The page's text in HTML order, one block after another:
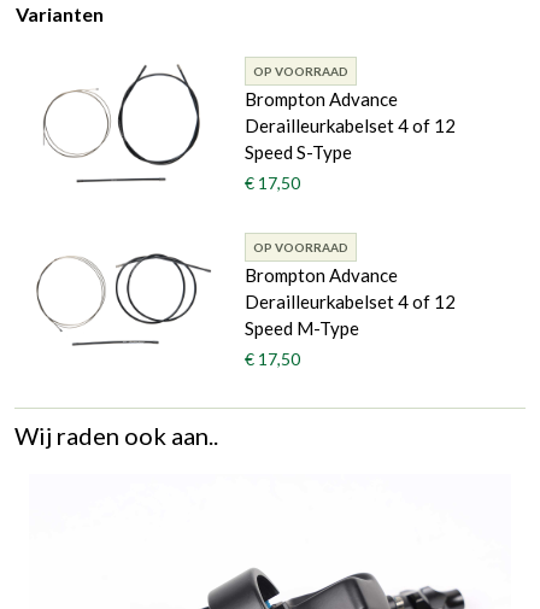
Varianten
OP VOORRAAD
Brompton Advance
Derailleurkabelset 4 of 12
Speed S-Type
€ 17,50
OP VOORRAAD
Brompton Advance
Derailleurkabelset 4 of 12
Speed M-Type
€ 17,50
Wij raden ook aan..